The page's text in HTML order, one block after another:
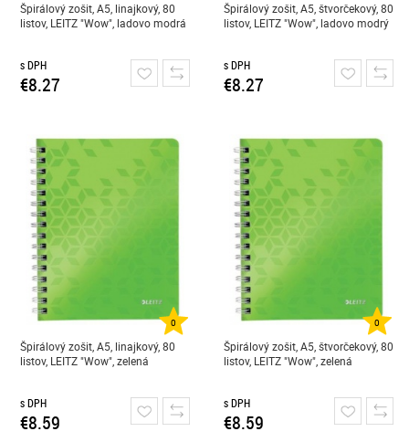
Špirálový zošit, A5, linajkový, 80
listov, LEITZ "Wow", ladovo modrá
s DPH
€8.27
Špirálový zošit, A5, štvorčekový, 80
listov, LEITZ "Wow", ladovo modrý
s DPH
€8.27
0
Špirálový zošit, A5, linajkový, 80
listov, LEITZ "Wow", zelená
s DPH
€8.59
0
Špirálový zošit, A5, štvorčekový, 80
listov, LEITZ "Wow", zelená
s DPH
€8.59